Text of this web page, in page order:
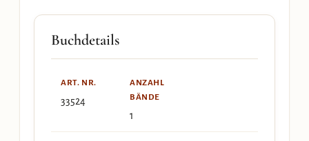
Buchdetails
ART. NR.
33524
ANZAHL
BÄNDE
1